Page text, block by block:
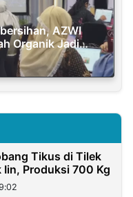
AZWI
Organik Jadi
Tikus di Tilek
Iin, Produksi 700 Kg